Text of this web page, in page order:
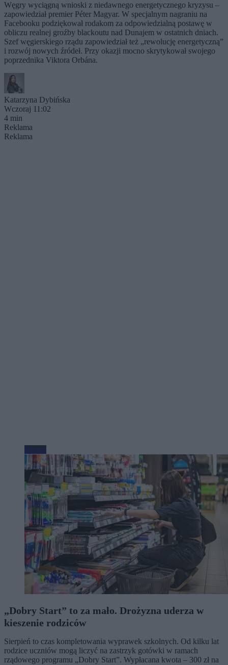
Węgry wyciągną wnioski z niedawnego energetycznego kryzysu –
zapowiedział premier Péter Magyar. W specjalnym nagraniu na
Facebooku podziękował rodakom za odpowiedzialną postawę w
obliczu realnej groźby blackoutu nad Dunajem w ostatnich dniach.
Szef węgierskiego rządu zapowiedział też „rewolucję energetyczną”
i rozwój nowych źródeł. Przy okazji mocno skrytykował swojego
poprzednika Viktora Orbána.
Katarzyna Dybińska
Wczoraj 11:02
4 min
Reklama
Reklama
Biznes
„Dobry Start” to za mało. Drożyzna uderza w
kieszenie rodziców
Sierpień to czas kompletowania wyprawek szkolnych. Od kilku lat
rodzice uczniów mogą liczyć na zastrzyk gotówki w ramach
rządowego programu „Dobry Start”. Wypłacana kwota – 300 zł na